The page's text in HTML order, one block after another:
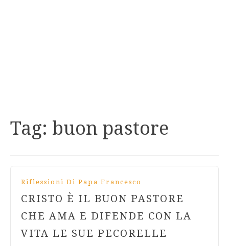
Tag: buon pastore
Riflessioni Di Papa Francesco
CRISTO È IL BUON PASTORE
CHE AMA E DIFENDE CON LA
VITA LE SUE PECORELLE